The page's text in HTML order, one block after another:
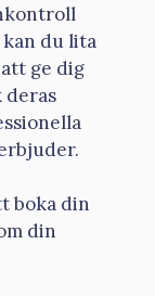
du lita
ge dig
deras
boka din
din